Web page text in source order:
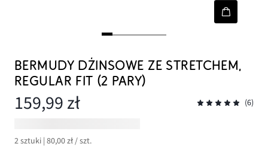
BERMUDY DŻINSOWE ZE STRETCHEM,
REGULAR FIT (2 PARY)
159,99 zł (6)
2 sztuki | 80,00 zł / szt.